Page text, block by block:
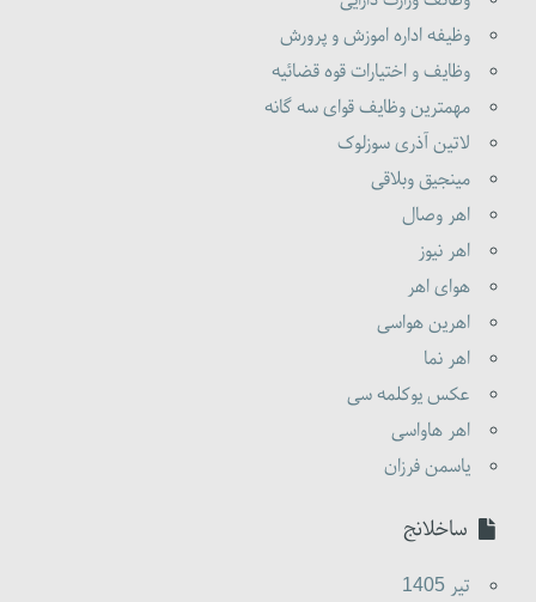
وظیفه اداره اموزش و پرورش
وظایف و اختیارات قوه قضائیه
مهمترین وظایف قوای سه گانه
لاتین آذری سوزلوک
مینجیق وبلاقی
اهر وصال
اهر نیوز
هوای اهر
اهرین هواسی
اهر نما
عکس یوکلمه سی
اهر هاواسی
یاسمن فرزان
ساخلانج
تير 1405